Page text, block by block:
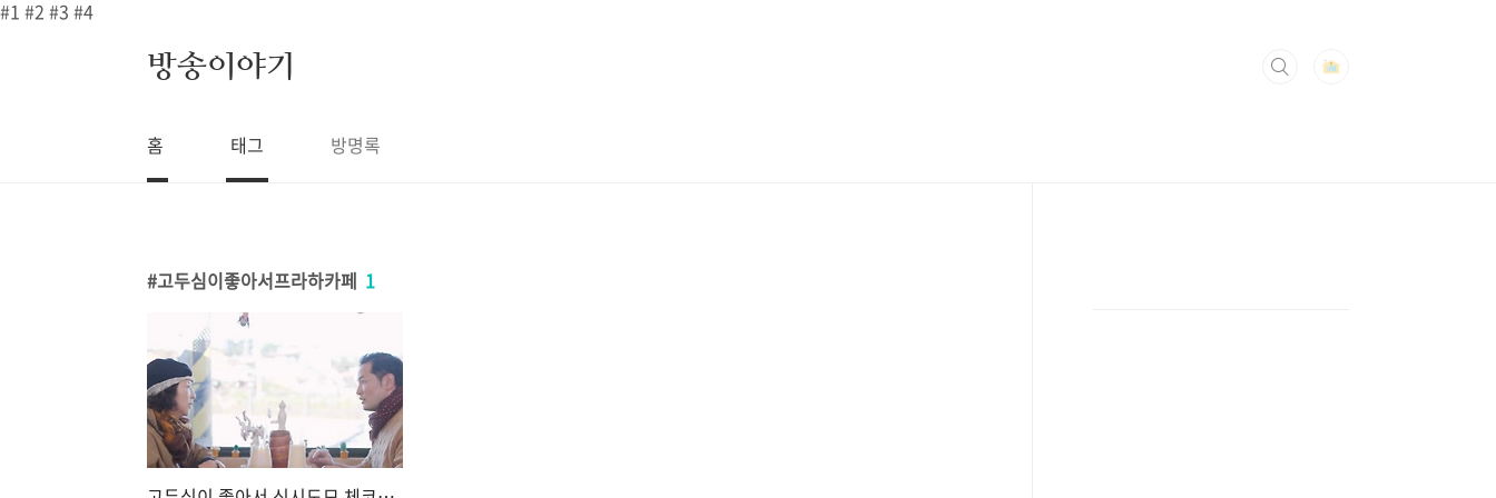
#1 #2 #3 #4
본문 바로가기
방송이야기
홈 태그 방명록
고두심이좋아서프라하카페 1